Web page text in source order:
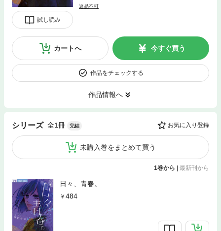
試し読み
返品不可
カートへ 今すぐ買う
作品をチェックする
作品情報へ
シリーズ 全1冊 完結 お気に入り登録
未購入巻をまとめて買う
1巻から 最新刊から
日々、青春。
484